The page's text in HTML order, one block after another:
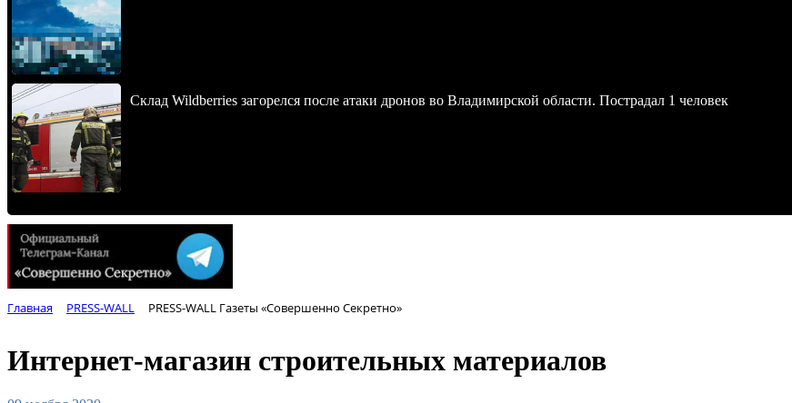
Склад Wildberries загорелся после атаки дронов во Владимирской области. Пострадал 1 человек
Главная PRESS-WALL PRESS-WALL Газеты «Совершенно Секретно»
Интернет-магазин строительных материалов